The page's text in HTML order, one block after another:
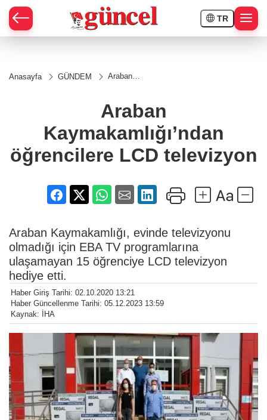
TR
Anasayfa GÜNDEM
Araban
televizyon
Araban
Kaymakamlığı’ndan
öğrencilere LCD televizyon
Araban Kaymakamlığı, evinde televizyonu
olmadığı için EBA TV programlarına
ulaşamayan 15 öğrenciye LCD televizyon
hediye etti.
Haber Giriş Tarihi: 02.10.2020 13:21
Haber Güncellenme Tarihi: 05.12.2023 13:59
Kaynak: İHA